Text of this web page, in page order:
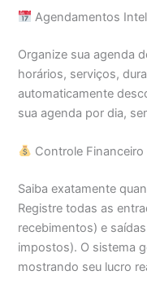
Agendamentos
Organize sua agenda
horários, serviços,
automaticamente
sua agenda por dia,
Controle
Saiba exatamente
Registre todas as
recebimentos) e
impostos). O sistema
mostrando seu lucro